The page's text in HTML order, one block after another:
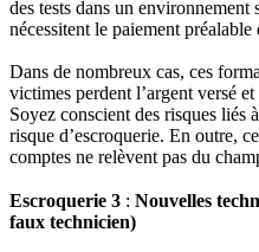
des tests dans un
nécessitent le paiement
Dans de nombreux cas, ces
victimes perdent l’argent versé
Soyez conscient des risques liés
risque d’escroquerie. En outre,
comptes ne relèvent pas du
Escroquerie 3 : Nouvelles
faux technicien)